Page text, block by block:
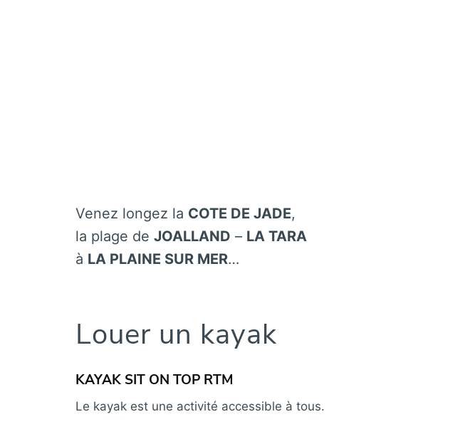
Venez longez la COTE DE JADE,
la plage deJOALLAND – LA TARA
à LA PLAINE SUR MER…
Louer un kayak
KAYAK SIT ON TOP RTM
Le kayak est une activité accessible à tous.